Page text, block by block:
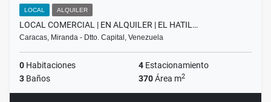
LOCAL ALQUILER
LOCAL COMERCIAL | EN ALQUILER | EL HATIL…
Caracas, Miranda - Dtto. Capital, Venezuela
0 Habitaciones 4 Estacionamiento
3 Baños 370Área m2